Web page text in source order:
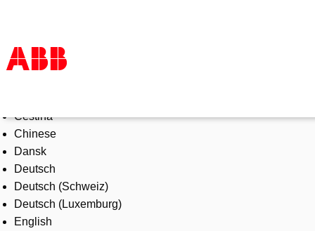
Products & Solutions
Industries
Services
About us
Where to buy
Contact us
Careers
Čeština
Chinese
Dansk
Deutsch
Deutsch (Schweiz)
Deutsch (Luxemburg)
English